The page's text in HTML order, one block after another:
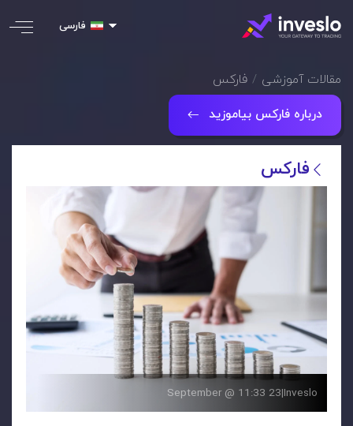
فارسی
مقالات آموزشی فارکس
درباره فارکس بیاموزید
فارکس
Inveslo
|
23 September @ 11:33